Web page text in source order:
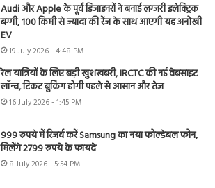
Audi और Apple के पूर्व डिजाइनरों ने बनाई लग्जरी इलेक्ट्रिक
बग्गी, 100 किमी से ज्यादा की रेंज के साथ आएगी यह अनोखी
EV
19 July 2026 - 4:48 PM
रेल यात्रियों के लिए बड़ी खुशखबरी, IRCTC की नई वेबसाइट
लॉन्च, टिकट बुकिंग होगी पहले से आसान और तेज
16 July 2026 - 1:45 PM
999 रुपये में रिजर्व करें Samsung का नया फोल्डेबल फोन,
मिलेंगे 2799 रुपये के फायदे
8 July 2026 - 5:54 PM